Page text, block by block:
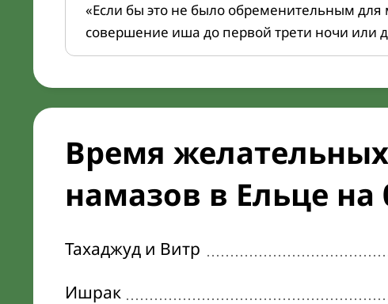
«Если бы это не было обременительным
совершение иша до первой трети ночи или
Время
намазов в Ельце на
Тахаджуд и Витр
Ишрак